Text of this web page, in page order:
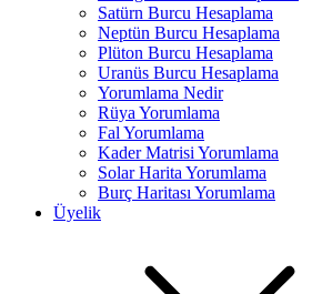
Satürn Burcu Hesaplama
Neptün Burcu Hesaplama
Plüton Burcu Hesaplama
Uranüs Burcu Hesaplama
Yorumlama Nedir
Rüya Yorumlama​
Fal Yorumlama
Kader Matrisi Yorumlama​
Solar Harita Yorumlama​
Burç Haritası Yorumlama
Üyelik